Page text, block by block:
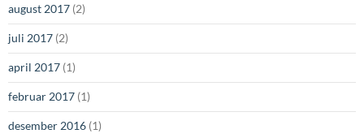
august 2017 (2)
juli 2017 (2)
april 2017 (1)
februar 2017 (1)
desember 2016 (1)